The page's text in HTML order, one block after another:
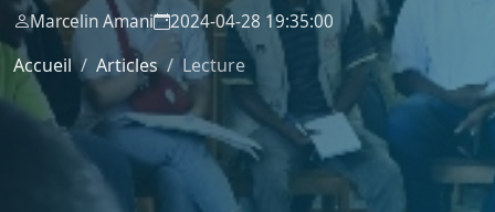
Marcelin Amani 2024-04-28 19:35:00
Accueil Articles Lecture